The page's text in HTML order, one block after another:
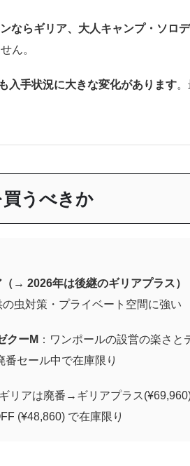
ならギリア、大人キャンプ・ソロ
ん。
入手状況に大きな変化があります
買うべきか
→ 2026年は後継のギリアプラス）
虫対策・プライベート空間に強い
クーM ：ワンポールの設営の楽さと
セール中で在庫限り
ギリアは廃番→ギリアプラス(¥69,960)
(¥48,860) で在庫限り